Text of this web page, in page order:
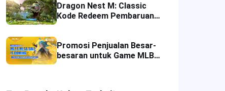
Dragon Nest M: Classic
Kode Redeem Pembaruan
Promosi Penjualan Besar-
besaran untuk Game MLBB: